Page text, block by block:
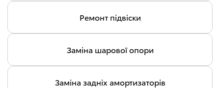
Ремонт підвіски
Заміна шарової опори
Заміна задніх амортизаторів